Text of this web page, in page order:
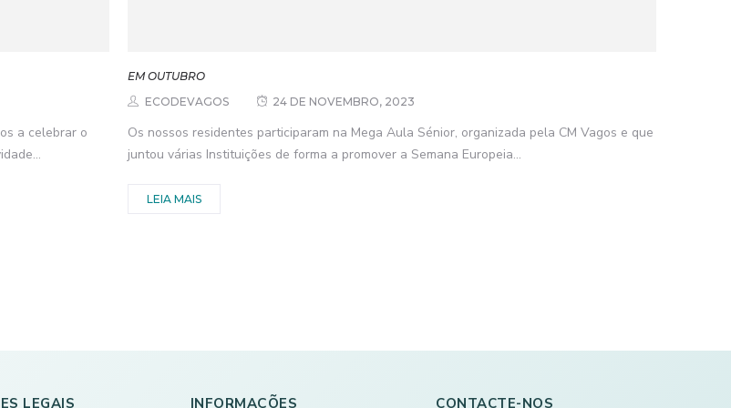
a celebrar o
EM OUTUBRO
ECODEVAGOS
24 DE NOVEMBRO, 2023
Os nossos residentes participaram na Mega Aula Sénior, organizada pela CM Vagos e que
juntou várias Instituições de forma a promover a Semana Europeia...
LEIA MAIS
LEGAIS INFORMAÇÕES CONTACTE-NOS